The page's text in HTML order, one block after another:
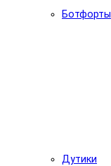
Ботфорты
Дутики